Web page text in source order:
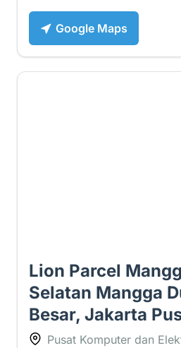
Google Maps
Lion Parcel
Selatan Mangga
Besar, Jakarta
Pusat Komputer dan